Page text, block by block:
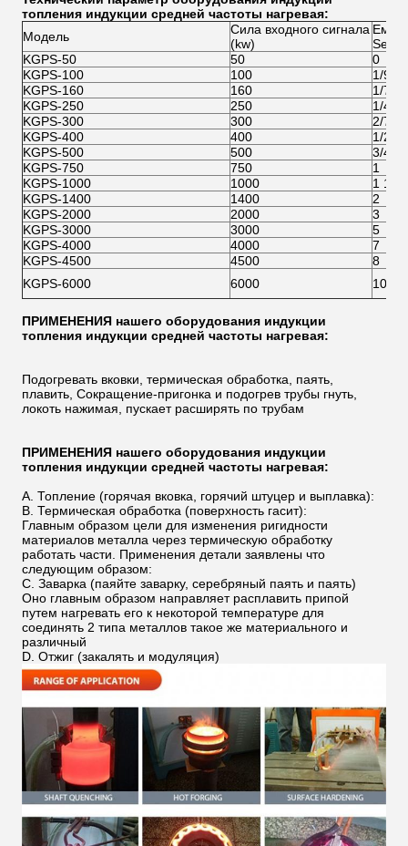
топления индукции средней частоты нагревая:
Модель
Сила входного сигнала
(kw)
KGPS-50
50
0
KGPS-100
100
1/9
KGPS-160
160
1/7
KGPS-250
250
1/4
KGPS-300
300
2/7
KGPS-400
400
1/2
KGPS-500
500
3/4
KGPS-750
750
1
KGPS-1000
1000
1 1/2
KGPS-1400
1400
2
KGPS-2000
2000
3
KGPS-3000
3000
5
KGPS-4000
4000
7
KGPS-4500
4500
8
KGPS-6000
6000 10
ПРИМЕНЕНИЯ нашего оборудования индукции
топления индукции средней частоты нагревая:
Подогревать вковки, термическая обработка, паять,
плавить, Сокращение-пригонка и подогрев трубы гнуть,
локоть нажимая, пускает расширять по трубам
ПРИМЕНЕНИЯ нашего оборудования индукции
топления индукции средней частоты нагревая:
A. Топление (горячая вковка, горячий штуцер и выплавка):
B. Термическая обработка (поверхность гасит):
Главным образом цели для изменения ригидности
материалов металла через термическую обработку
работать части. Применения детали заявлены что
следующим образом:
C. Заварка (паяйте заварку, серебряный паять и паять)
Оно главным образом направляет расплавить припой
путем нагревать его к некоторой температуре для
соединять 2 типа металлов такое же материального и
различный
D. Отжиг (закалять и модуляция)